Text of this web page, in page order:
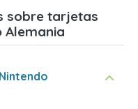
sobre tarjetas
Alemania